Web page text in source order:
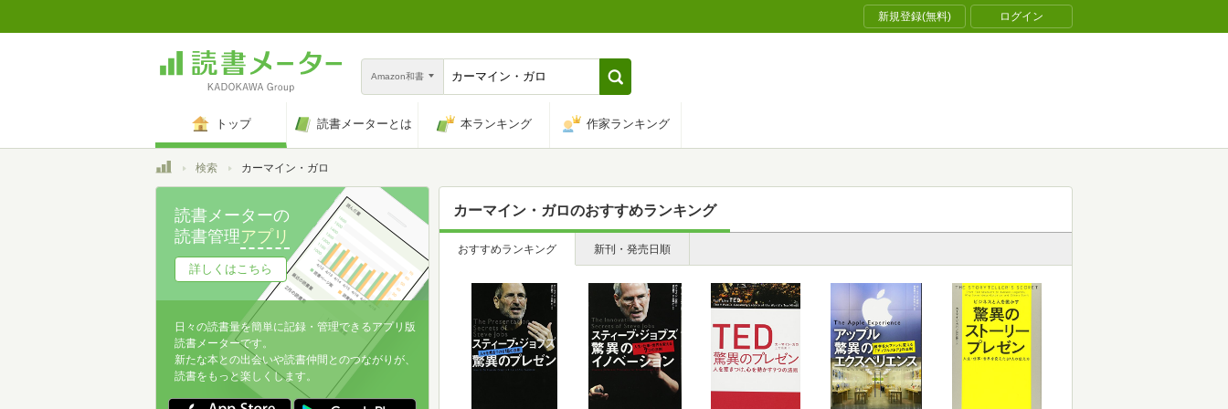
新規登録(無料) ログイン
Amazon和書
トップ 読書メーターとは 本ランキング 作家ランキング
トップ検索 カーマイン・ガロ
カーマイン・ガロのおすすめランキング
おすすめランキング 新刊・発売日順
読書メーターの
読書管理アプリ
詳しくはこちら
日々の読書量を簡単に記録・管理できるアプリ版
読書メーターです。
新たな本との出会いや読書仲間とのつながりが、
読書をもっと楽しくします。